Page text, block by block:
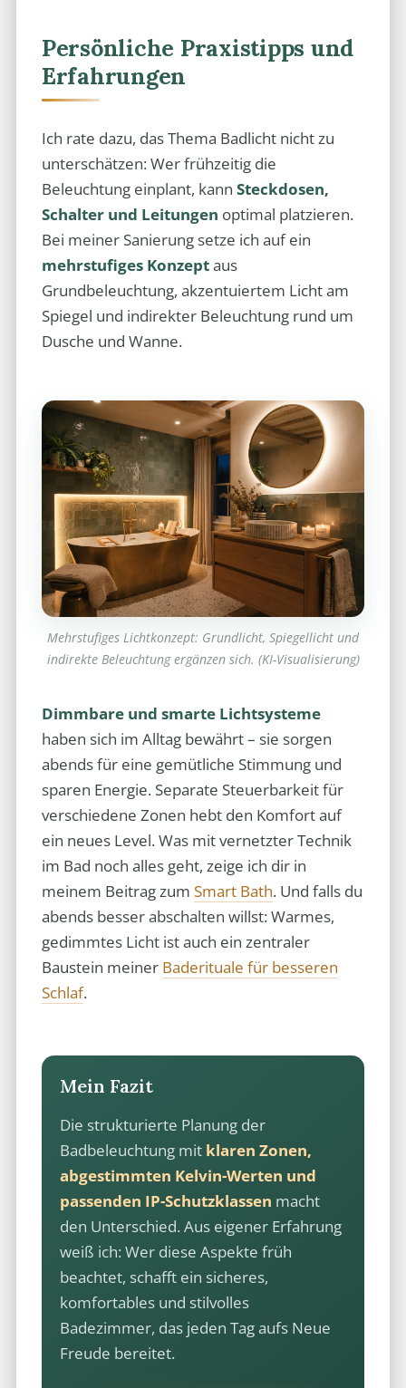
Persönliche Praxistipps und
Erfahrungen
Ich rate dazu, das Thema Badlicht nicht zu
unterschätzen: Wer frühzeitig die
Beleuchtung einplant, kann Steckdosen,
Schalter und Leitungen optimal platzieren.
Bei meiner Sanierung setze ich auf ein
mehrstufiges Konzeptaus
Grundbeleuchtung, akzentuiertem Licht am
Spiegel und indirekter Beleuchtung rund um
Dusche und Wanne.
Mehrstufiges Lichtkonzept: Grundlicht, Spiegellicht und
indirekte Beleuchtung ergänzen sich. (KI-Visualisierung)
Dimmbare und smarte Lichtsysteme
haben sich im Alltag bewährt – sie sorgen
abends für eine gemütliche Stimmung und
sparen Energie. Separate Steuerbarkeit für
verschiedene Zonen hebt den Komfort auf
ein neues Level. Was mit vernetzter Technik
im Bad noch alles geht, zeige ich dir in
meinem Beitrag zum Smart Bath. Und falls du
abends besser abschalten willst: Warmes,
gedimmtes Licht ist auch ein zentraler
Baustein meiner Baderituale für besseren
Schlaf.
Mein Fazit
Die strukturierte Planung der
Badbeleuchtung mit klaren Zonen,
abgestimmten Kelvin-Werten und
passenden IP-Schutzklassen macht
den Unterschied. Aus eigener Erfahrung
weiß ich: Wer diese Aspekte früh
beachtet, schafft ein sicheres,
komfortables und stilvolles
Badezimmer, das jeden Tag aufs Neue
Freude bereitet.